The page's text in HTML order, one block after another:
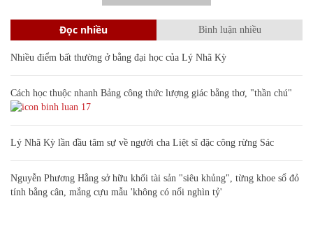
Đọc nhiều Bình luận nhiều
Nhiều điểm bất thường ở bằng đại học của Lý Nhã Kỳ
Cách học thuộc nhanh Bảng công thức lượng giác bằng thơ, "thần chú"
17
Lý Nhã Kỳ lần đầu tâm sự về người cha Liệt sĩ đặc công rừng Sác
Nguyễn Phương Hằng sở hữu khối tài sản "siêu khủng", từng khoe sổ đỏ
tính bằng cân, mắng cựu mẫu 'không có nổi nghìn tỷ'